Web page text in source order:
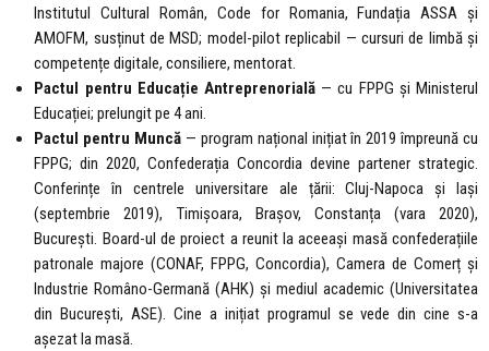
Institutul Cultural Român, Code for Romania, Fundația ASSA și
AMOFM, susținut de MSD; model-pilot replicabil — cursuri de limbă și
competențe digitale, consiliere, mentorat.
Pactul pentru Educație Antreprenorială — cu FPPG și Ministerul
Educației; prelungit pe 4 ani.
Pactul pentru Muncă — program național inițiat în 2019 împreună cu
FPPG; din 2020, Confederația Concordia devine partener strategic.
Conferințe în centrele universitare ale țării: Cluj-Napoca și Iași
(septembrie 2019), Timișoara, Brașov, Constanța (vara 2020),
București. Board-ul de proiect a reunit la aceeași masă confederațiile
patronale majore (CONAF, FPPG, Concordia), Camera de Comerț și
Industrie Româno-Germană (AHK) și mediul academic (Universitatea
din București, ASE). Cine a inițiat programul se vede din cine s-a
așezat la masă.